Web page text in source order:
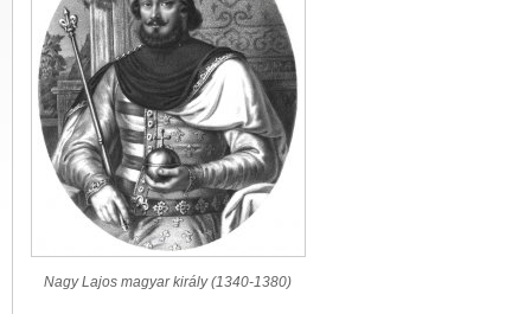
Nagy Lajos magyar király (1340-1380)